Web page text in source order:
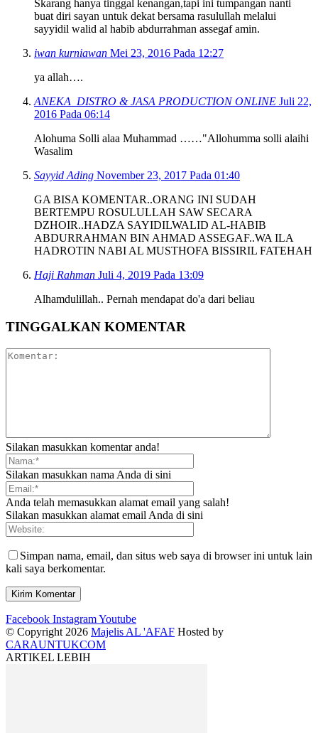
Skarang hanya tinggal kenangan,tapi ini tumpangan nanti
buat diri sayan untuk dekat bersama rasulullah melalui
sayyidil walid al habib abdurrahman assegaf amin.
iwan kurniawan Mei 23, 2016 Pada 12:27
ya allah….
ANEKA_DISTRO & JASA PRODUCTION ONLINE Juli 22,
2016 Pada 06:14
Alohuma Solli alaa Muhammad ……"Allohumma solli alaihi
Wasalim
Sayyid Ading November 23, 2017 Pada 01:40
GA BISA KOMENTAR..ORANG INI SUDAH
BERTEMPU ROSULULLAH SAW SECARA
DZHOIR..HADZA SAYIDILWALID AL-HABIB
ABDURRAHMAN BIN AHMAD ASSEGAF..WA ILA
HADROTIN NABI AL MUSTHOFA BISSIRIL FATEHAH
Haji Rahman Juli 4, 2019 Pada 13:09
Alhamdulillah.. Pernah mendapat do'a dari beliau
TINGGALKAN KOMENTAR
Silakan masukkan komentar anda!
Silakan masukkan nama Anda di sini
Anda telah memasukkan alamat email yang salah!
Silakan masukkan alamat email Anda di sini
Simpan nama, email, dan situs web saya di browser ini untuk lain
kali saya berkomentar.
Facebook InstagramYoutube
© Copyright 2026 Majelis AL 'AFAF Hosted by
CARAUNTUKCOM
ARTIKEL LEBIH